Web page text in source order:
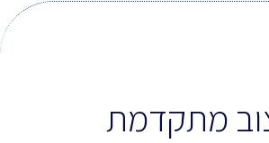
מתקדמת